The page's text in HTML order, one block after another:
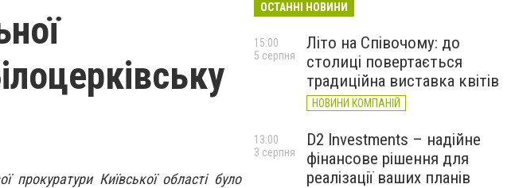
прокуратури Київської області було
ОСТАННІ НОВИНИ
Літо на Співочому: до
столиці повертається
традиційна виставка квітів
НОВИНИ КОМПАНІЙ
15:00
5 серпня
D2 Investments – надійне
фінансове рішення для
реалізації ваших планів
13:00
3 серпня